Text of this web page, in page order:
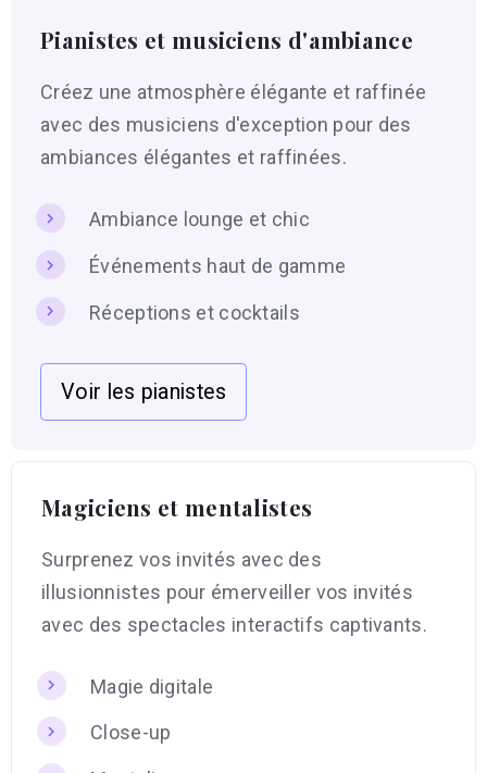
Pianistes et musiciens d'ambiance
Créez une atmosphère élégante et raffinée
avec des musiciens d'exception pour des
ambiances élégantes et raffinées.
Ambiance lounge et chic
Événements haut de gamme
Réceptions et cocktails
Voir les pianistes
Magiciens et mentalistes
Surprenez vos invités avec des
illusionnistes pour émerveiller vos invités
avec des spectacles interactifs captivants.
Magie digitale
Close-up